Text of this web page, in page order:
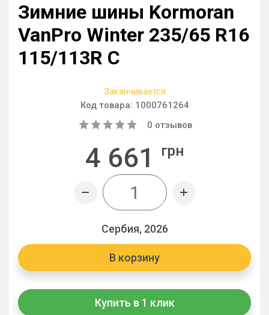
Зимние шины Kormoran
VanPro Winter 235/65 R16
115/113R C
Заканчивается
Код товара: 1000761264
0 отзывов
4 661 грн
Сербия, 2026
В корзину
Купить в 1 клик